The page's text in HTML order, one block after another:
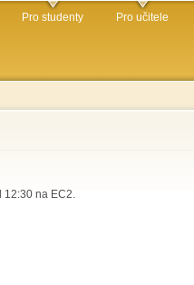
Pro studenty Pro učitele
na EC2.